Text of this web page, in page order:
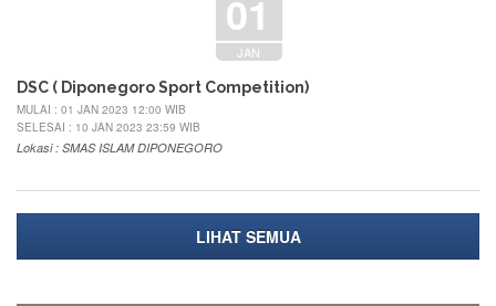
01
JAN
DSC ( Diponegoro Sport Competition)
MULAI : 01 JAN 2023 12:00 WIB
SELESAI : 10 JAN 2023 23:59 WIB
Lokasi : SMAS ISLAM DIPONEGORO
LIHAT SEMUA